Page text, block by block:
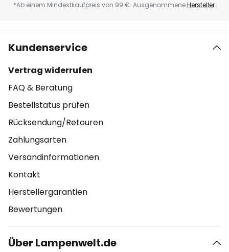
*Ab einem Mindestkaufpreis von 99 €. AusgenommeneHersteller.
Kundenservice
Vertrag widerrufen
FAQ & Beratung
Bestellstatus prüfen
Rücksendung/Retouren
Zahlungsarten
Versandinformationen
Kontakt
Herstellergarantien
Bewertungen
Über Lampenwelt.de